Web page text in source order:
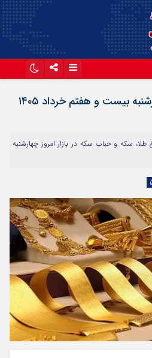
قیمت طلا و سکه روز چهارشنبه بیست و هفتم خرداد ۱۴۰۵
سکه و حباب سکه در بازار امروز چهارشنبه